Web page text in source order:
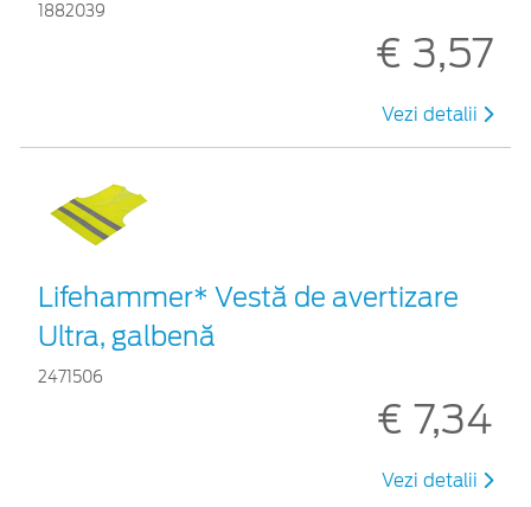
1882039
€ 3,57
Vezi detalii
Lifehammer* Vestă de avertizare
Ultra, galbenă
2471506
€ 7,34
Vezi detalii